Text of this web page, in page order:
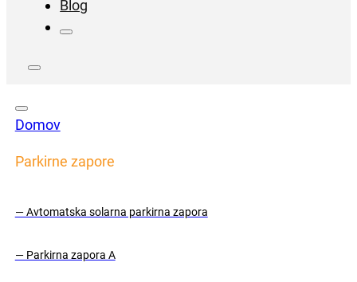
Blog
Domov
Parkirne zapore
— Avtomatska solarna parkirna zapora
— Parkirna zapora A